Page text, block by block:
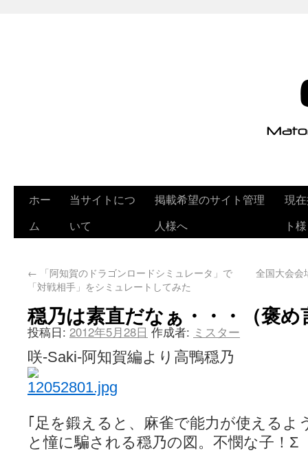
ホー
ム
当サイトにつ
いて
掲載希望のサイト管理
人様へ
現
ト様
← 「阿知賀のドラゴンロードシミュレータ」で
「対戦相手」をシミュレートしてみた
全国大会会
穏乃は素直だなぁ・・・（褒め
投稿日: 2012年5月28日 作成者: ミスター
咲-Saki-阿知賀編より高鴨穏乃
｢足を鍛えると、麻雀で能力が使えるよ
と憧に騙される穏乃の図。不憫な子！Σ